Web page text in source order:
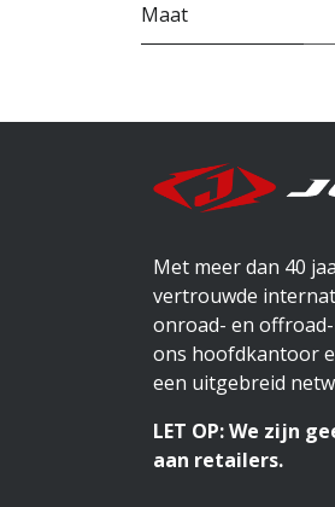
Maat
Met meer dan 40
vertrouwde
onroad- en
ons hoofdkantoor
een uitgebreid
LET OP: We zijn
aan retailers.